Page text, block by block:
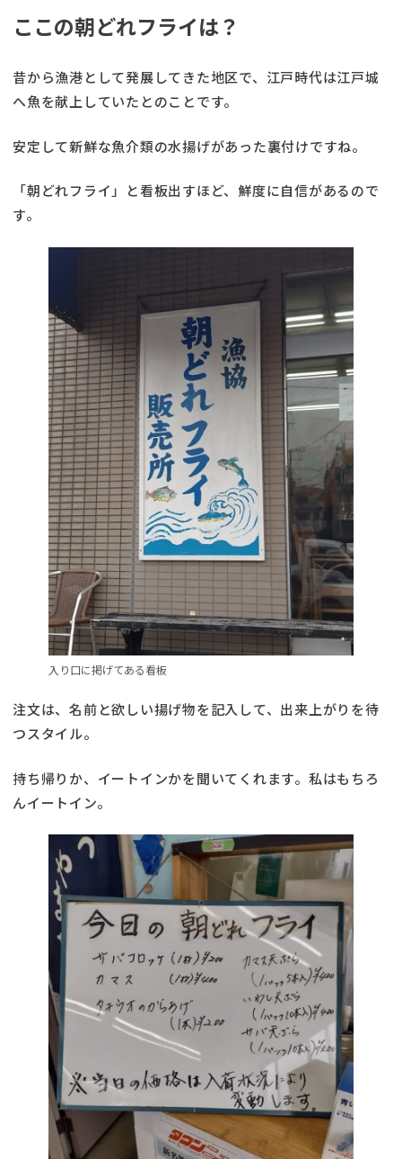
ここの朝どれフライは？
昔から漁港として発展してきた地区で、江戸時代は江戸城
へ魚を献上していたとのことです。
安定して新鮮な魚介類の水揚げがあった裏付けですね。
「朝どれフライ」と看板出すほど、鮮度に自信があるので
す。
入り口に掲げてある看板
注文は、名前と欲しい揚げ物を記入して、出来上がりを待
つスタイル。
持ち帰りか、イートインかを聞いてくれます。私はもちろ
んイートイン。